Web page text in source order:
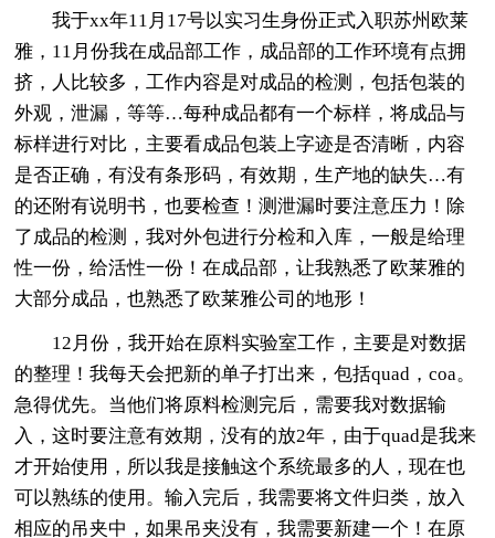
我于xx年11月17号以实习生身份正式入职苏州欧莱
雅，11月份我在成品部工作，成品部的工作环境有点拥
挤，人比较多，工作内容是对成品的检测，包括包装的
外观，泄漏，等等…每种成品都有一个标样，将成品与
标样进行对比，主要看成品包装上字迹是否清晰，内容
是否正确，有没有条形码，有效期，生产地的缺失…有
的还附有说明书，也要检查！测泄漏时要注意压力！除
了成品的检测，我对外包进行分检和入库，一般是给理
性一份，给活性一份！在成品部，让我熟悉了欧莱雅的
大部分成品，也熟悉了欧莱雅公司的地形！
12月份，我开始在原料实验室工作，主要是对数据
的整理！我每天会把新的单子打出来，包括quad，coa。
急得优先。当他们将原料检测完后，需要我对数据输
入，这时要注意有效期，没有的放2年，由于quad是我来
才开始使用，所以我是接触这个系统最多的人，现在也
可以熟练的使用。输入完后，我需要将文件归类，放入
相应的吊夹中，如果吊夹没有，我需要新建一个！在原